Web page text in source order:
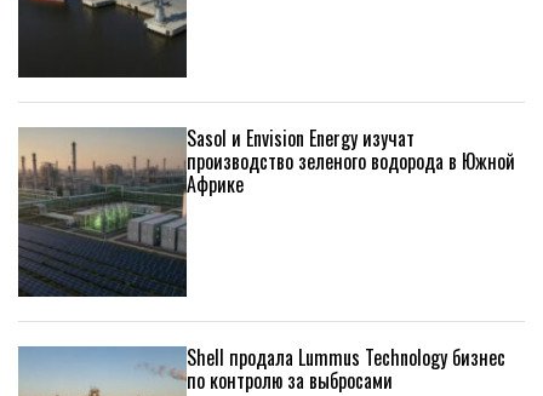
Sasol и Envision Energy изучат
производство зеленого водорода в Южной
Африке
Shell продала Lummus Technology бизнес
по контролю за выбросами